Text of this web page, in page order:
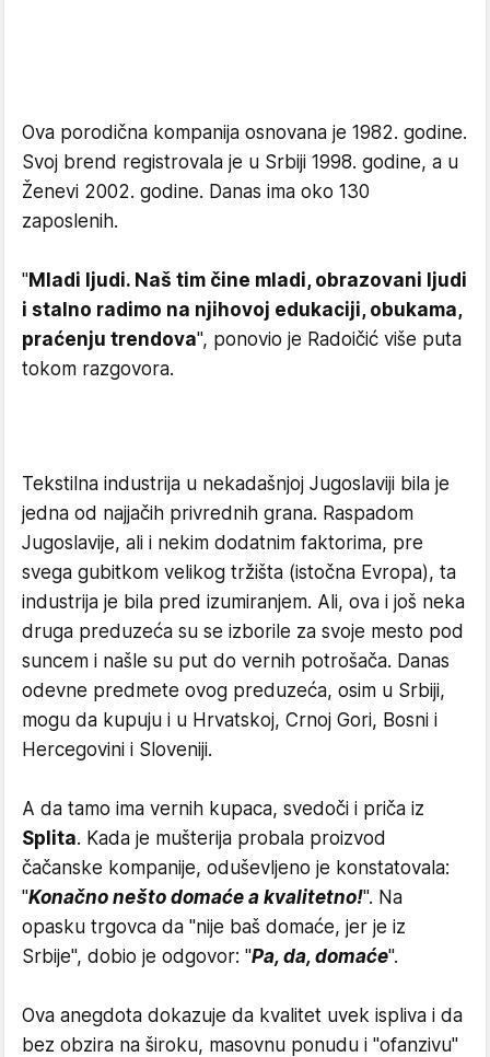
Ova porodična kompanija osnovana je 1982. godine.
Svoj brend registrovala je u Srbiji 1998. godine, a u
Ženevi 2002. godine. Danas ima oko 130
zaposlenih.
"Mladi ljudi. Naš tim čine mladi, obrazovani ljudi
i stalno radimo na njihovoj edukaciji, obukama,
praćenju trendova", ponovio je Radoičić više puta
tokom razgovora.
Tekstilna industrija u nekadašnjoj Jugoslaviji bila je
jedna od najjačih privrednih grana. Raspadom
Jugoslavije, ali i nekim dodatnim faktorima, pre
svega gubitkom velikog tržišta (istočna Evropa), ta
industrija je bila pred izumiranjem. Ali, ova i još neka
druga preduzeća su se izborile za svoje mesto pod
suncem i našle su put do vernih potrošača. Danas
odevne predmete ovog preduzeća, osim u Srbiji,
mogu da kupuju i u Hrvatskoj, Crnoj Gori, Bosni i
Hercegovini i Sloveniji.
A da tamo ima vernih kupaca, svedoči i priča iz
Splita. Kada je mušterija probala proizvod
čačanske kompanije, oduševljeno je konstatovala:
"Konačno nešto domaće a kvalitetno!". Na
opasku trgovca da "nije baš domaće, jer je iz
Srbije", dobio je odgovor: "Pa, da, domaće".
Ova anegdota dokazuje da kvalitet uvek ispliva i da
bez obzira na široku, masovnu ponudu i "ofanzivu"